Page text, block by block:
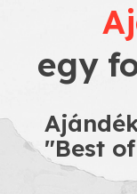
"Best
egy